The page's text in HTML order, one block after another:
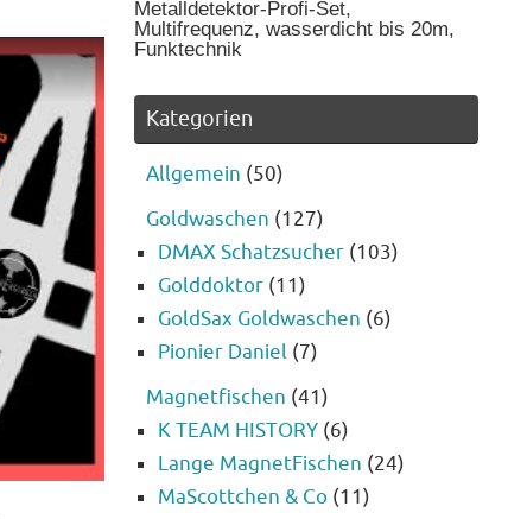
Metalldetektor-Profi-Set,
Multifrequenz, wasserdicht bis 20m,
Funktechnik
Kategorien
Allgemein (50)
Goldwaschen (127)
DMAX Schatzsucher (103)
Golddoktor (11)
GoldSax Goldwaschen (6)
Pionier Daniel (7)
Magnetfischen (41)
K TEAM HISTORY (6)
Lange MagnetFischen (24)
MaScottchen & Co (11)